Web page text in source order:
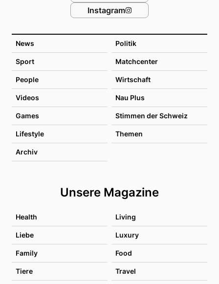
News Politik
Sport Matchcenter
People Wirtschaft
Videos Nau Plus
Games Stimmen der Schweiz
Lifestyle Themen
Archiv
Unsere Magazine
Health Living
Liebe Luxury
Family Food
Tiere Travel
Instagram